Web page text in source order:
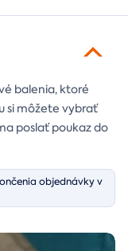
balenia, ktoré
si môžete vybrať
poslať poukaz do
objednávky v